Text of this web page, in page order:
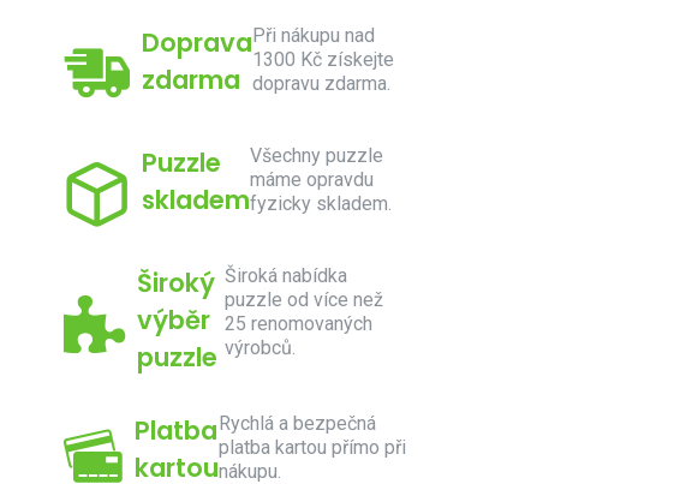
Doprava
zdarma
Při nákupu nad
1300 Kč získejte
dopravu zdarma.
Puzzle
skladem
Všechny puzzle
máme opravdu
fyzicky skladem.
Široký
výběr
puzzle
Široká nabídka
puzzle od více než
25 renomovaných
výrobců.
Platba
kartou
Rychlá a bezpečná
platba kartou přímo při
nákupu.